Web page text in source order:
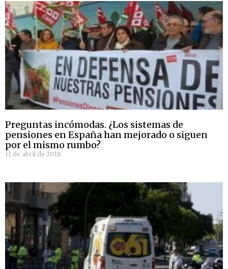
Preguntas incómodas. ¿Los sistemas de
pensiones en España han mejorado o siguen
por el mismo rumbo?
11 de abril de 2018